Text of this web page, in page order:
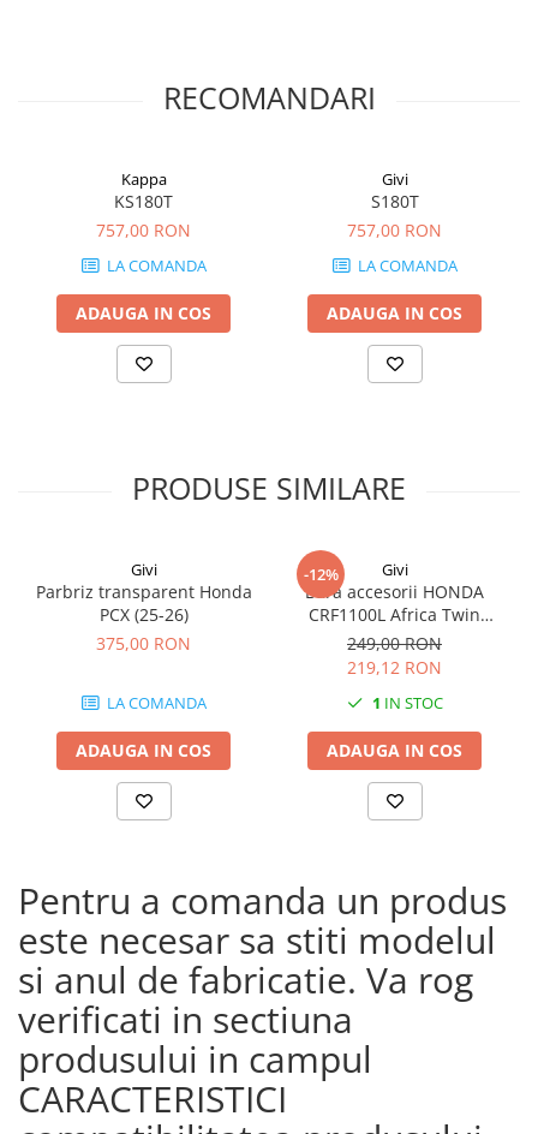
RECOMANDARI
Kappa
KS180T
757,00 RON
LA COMANDA
ADAUGA IN COS
Givi
S180T
757,00 RON
LA COMANDA
ADAUGA IN COS
PRODUSE SIMILARE
Givi
Parbriz transparent Honda
PCX (25-26)
375,00 RON
LA COMANDA
ADAUGA IN COS
-12% Givi
Bara accesorii HONDA
CRF1100L Africa Twin
Adventure Sports (20 - 23)
CRF1100L Africa Twin
Adventure Sports (24)
CRF1100L AFRICA TWIN (24)
CRF1100L Africa Twin (20 -
23)
249,00 RON
219,12 RON
1 IN STOC
ADAUGA IN COS
Pentru a comanda un produs
este necesar sa stiti modelul
si anul de fabricatie. Va rog
verificati in sectiuna
produsului in campul
CARACTERISTICI